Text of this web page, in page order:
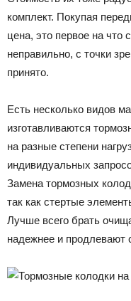
комплект. Покупая
цена, это первое на что
неправильно, с точки
принято.
Есть несколько видов
изготавливаются
на разные степени
индивидуальных
Замена тормозных
так как стертые
Лучше всего брать
надежнее и продлевают